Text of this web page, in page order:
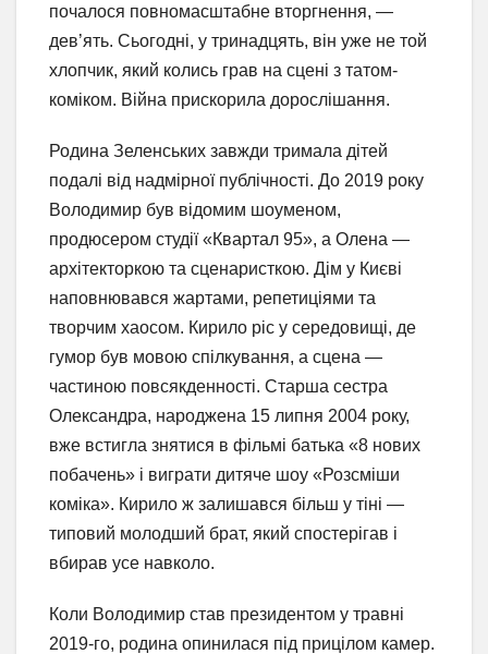
почалося повномасштабне вторгнення, —
дев’ять. Сьогодні, у тринадцять, він уже не той
хлопчик, який колись грав на сцені з татом-
коміком. Війна прискорила дорослішання.
Родина Зеленських завжди тримала дітей
подалі від надмірної публічності. До 2019 року
Володимир був відомим шоуменом,
продюсером студії «Квартал 95», а Олена —
архітекторкою та сценаристкою. Дім у Києві
наповнювався жартами, репетиціями та
творчим хаосом. Кирило ріс у середовищі, де
гумор був мовою спілкування, а сцена —
частиною повсякденності. Старша сестра
Олександра, народжена 15 липня 2004 року,
вже встигла знятися в фільмі батька «8 нових
побачень» і виграти дитяче шоу «Розсміши
коміка». Кирило ж залишався більш у тіні —
типовий молодший брат, який спостерігав і
вбирав усе навколо.
Коли Володимир став президентом у травні
2019-го, родина опинилася під прицілом камер.